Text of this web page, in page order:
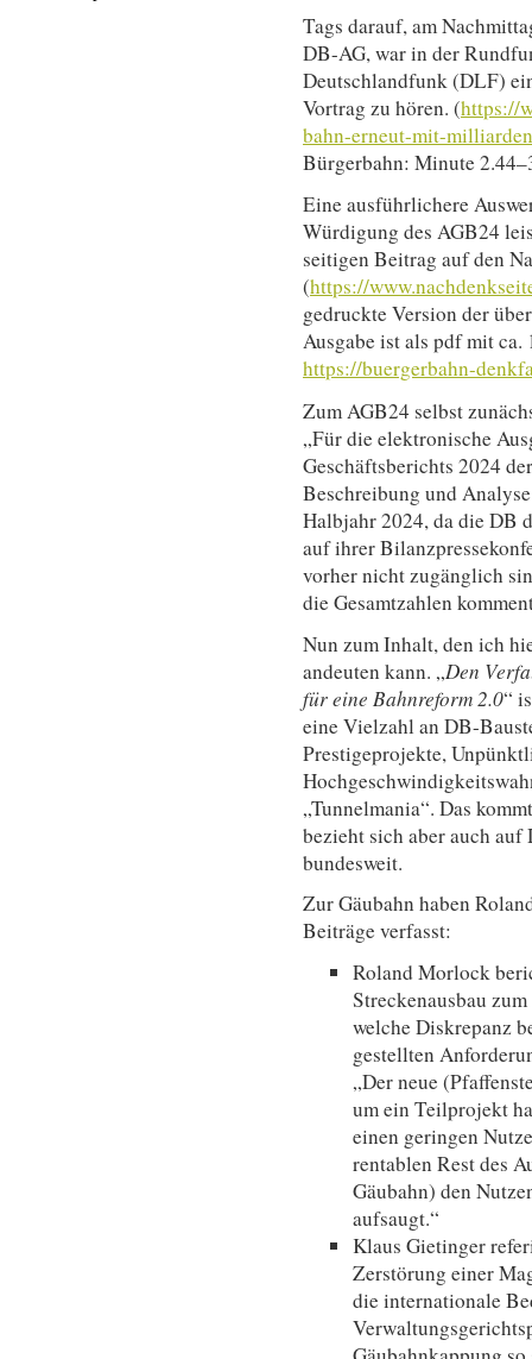
Tags darauf, am
DB-AG, war in der
Deutschlandfunk (DLF)
Vortrag zu hören. (https://
bahn-erneut-mit-
Bürgerbahn: Minute
Eine ausführlichere
Würdigung des AGB24
seitigen Beitrag auf den
(https://
gedruckte Version der
Ausgabe ist als pdf mit
https://buergerbahn-
Zum AGB24 selbst
„Für die elektronische
Geschäftsberichts 2024
Beschreibung und
Halbjahr 2024, da die DB
auf ihrer
vorher nicht zugänglich
die Gesamtzahlen
Nun zum Inhalt, den ich
andeuten kann. „Den
für eine Bahnreform 2.0“
eine Vielzahl an DB-
Prestigeprojekte,
„Tunnelmania“. Das
bezieht sich aber auch
bundesweit.
Zur Gäubahn haben
Beiträge verfasst:
Roland Morlock
Streckenausbau
welche Diskrepanz
gestellten
„Der neue
um ein Teilprojekt
einen geringen
rentablen Rest des
Gäubahn) den
aufsaugt.“
Klaus Gietinger
Zerstörung einer
die internationale